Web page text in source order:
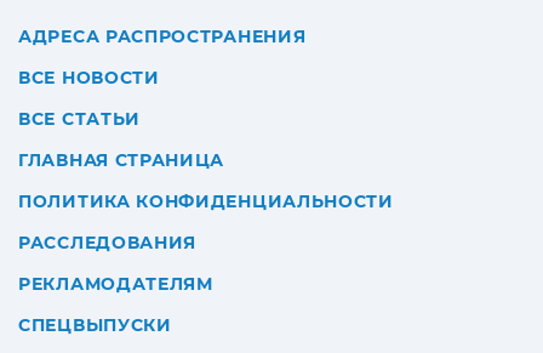
АДРЕСА РАСПРОСТРАНЕНИЯ
ВСЕ НОВОСТИ
ВСЕ СТАТЬИ
ГЛАВНАЯ СТРАНИЦА
ПОЛИТИКА КОНФИДЕНЦИАЛЬНОСТИ
РАССЛЕДОВАНИЯ
РЕКЛАМОДАТЕЛЯМ
СПЕЦВЫПУСКИ